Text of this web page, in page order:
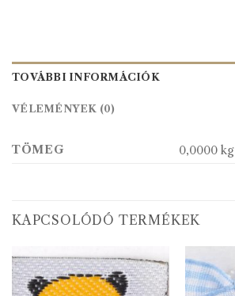
TOVÁBBI INFORMÁCIÓK
VÉLEMÉNYEK (0)
TÖMEG 0,0000 kg
KAPCSOLÓDÓ TERMÉKEK